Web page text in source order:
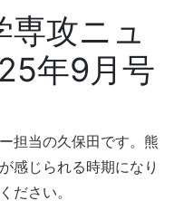
攻ニュ
年9月号
担当の久保田です。熊
感じられる時期になり
ださい。